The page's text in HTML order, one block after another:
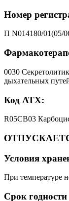
Номер
П N014180/01(05/
0030
дыхательных
Код АТХ:
R05CB03
Условия
При температуре
Срок годности